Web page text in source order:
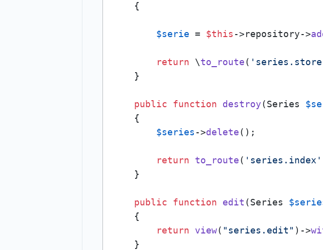
{
$serie = $this ->repository->
return \to_route(
    }
public function destroy(Series
{
$series ->delete();
return to_route( 'series.index'
    }
public function edit (Series
{
return
view( "series.edit" )->
    }